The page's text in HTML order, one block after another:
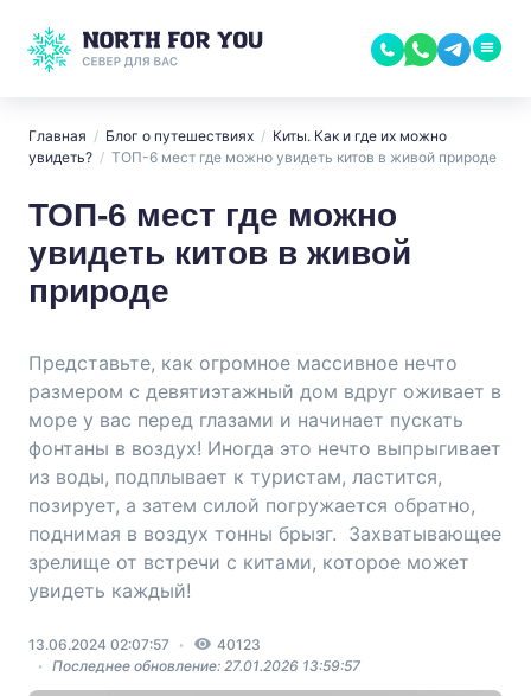
Главная / Блог о путешествиях / Киты. Как и где их можно
увидеть? / ТОП-6 мест где можно увидеть китов в живой природе
ТОП-6 мест где можно
увидеть китов в живой
природе
Представьте, как огромное массивное нечто
размером с девятиэтажный дом вдруг оживает в
море у вас перед глазами и начинает пускать
фонтаны в воздух! Иногда это нечто выпрыгивает
из воды, подплывает к туристам, ластится,
позирует, а затем силой погружается обратно,
поднимая в воздух тонны брызг. Захватывающее
зрелище от встречи с китами, которое может
увидеть каждый!
13.06.2024 02:07:57
40123
Последнее обновление: 27.01.2026 13:59:57